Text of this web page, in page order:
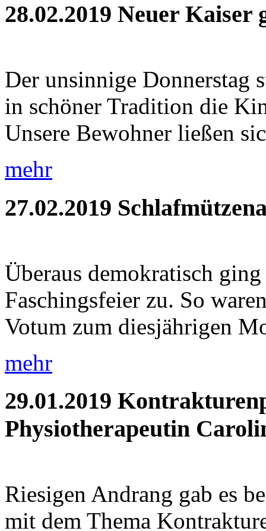
28.02.2019 Neuer Kaiser
Der unsinnige Donnerstag
in schöner Tradition die
Unsere Bewohner ließen
mehr
27.02.2019
Überaus demokratisch
Faschingsfeier zu. So
Votum zum diesjährigen
mehr
29.01.2019
Physiotherapeutin
Riesigen Andrang gab es
mit dem Thema